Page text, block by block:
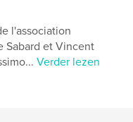
l'association
Sabard et Vincent
Verder lezen